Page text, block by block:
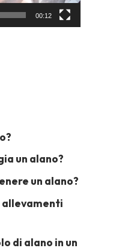
00:12
un alano?
un alano?
allevamenti
di alano in un